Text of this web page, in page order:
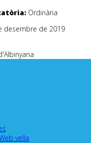
Ordinària
desembre de 2019
vella